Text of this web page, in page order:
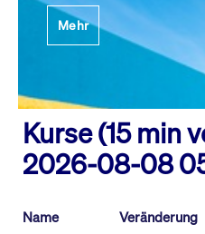
Mehr
Kurse (15 min
2026-08-08
Name Veränderung